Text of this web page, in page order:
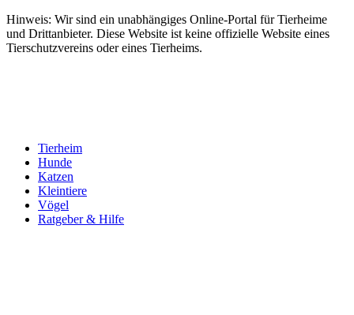
Hinweis: Wir sind ein unabhängiges Online-Portal für Tierheime
und Drittanbieter. Diese Website ist keine offizielle Website eines
Tierschutzvereins oder eines Tierheims.
Tierheim
Hunde
Katzen
Kleintiere
Vögel
Ratgeber & Hilfe